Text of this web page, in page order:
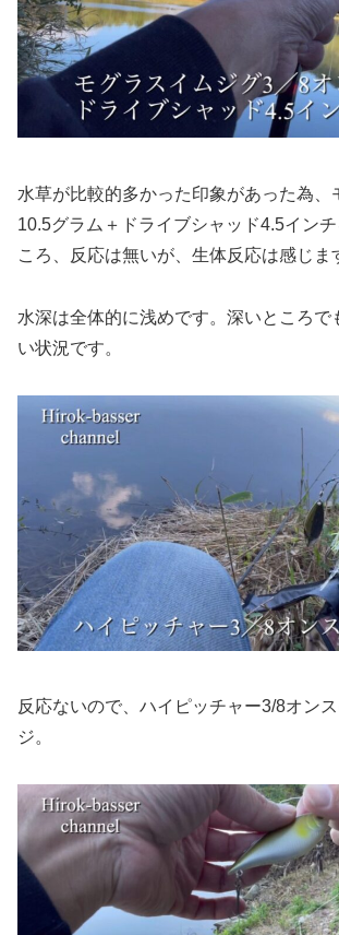
水草が比較的多かった印象があった為、
10.5グラム＋ドライブシャッド4.5イン
ころ、反応は無いが、生体反応は感じま
水深は全体的に浅めです。深いところで
い状況です。
反応ないので、ハイピッチャー3/8オン
ジ。